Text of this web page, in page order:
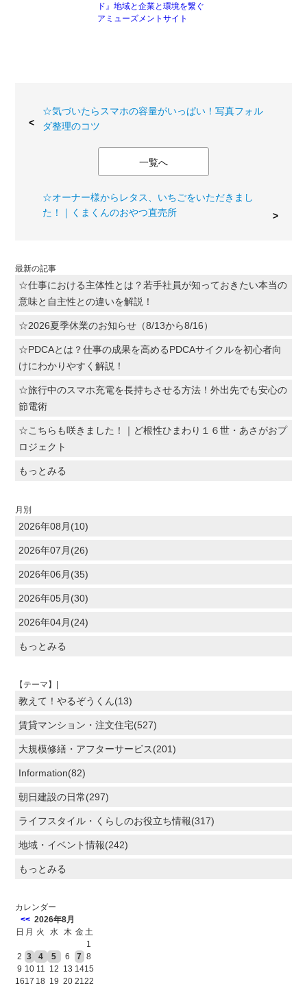
ド』地域と企業と環境を繋ぐ
アミューズメントサイト
☆気づいたらスマホの容量がいっぱい！写真フォル
ダ整理のコツ
一覧へ
☆オーナー様からレタス、いちごをいただきまし
た！｜くまくんのおやつ直売所
最新の記事
☆仕事における主体性とは？若手社員が知っておきたい本当の
意味と自主性との違いを解説！
☆2026夏季休業のお知らせ（8/13から8/16）
☆PDCAとは？仕事の成果を高めるPDCAサイクルを初心者向
けにわかりやすく解説！
☆旅行中のスマホ充電を長持ちさせる方法！外出先でも安心の
節電術
☆こちらも咲きました！｜ど根性ひまわり１６世・あさがおプ
ロジェクト
もっとみる
月別
2026年08月(10)
2026年07月(26)
2026年06月(35)
2026年05月(30)
2026年04月(24)
もっとみる
【テーマ】|
教えて！やるぞうくん(13)
賃貸マンション・注文住宅(527)
大規模修繕・アフターサービス(201)
Information(82)
朝日建設の日常(297)
ライフスタイル・くらしのお役立ち情報(317)
地域・イベント情報(242)
もっとみる
カレンダー
<< 2026年8月
日 月 火 水 木 金土
1
2 3 4 5 6 7 8
9 10 11 12 13 1415
1617 18 19 20 2122